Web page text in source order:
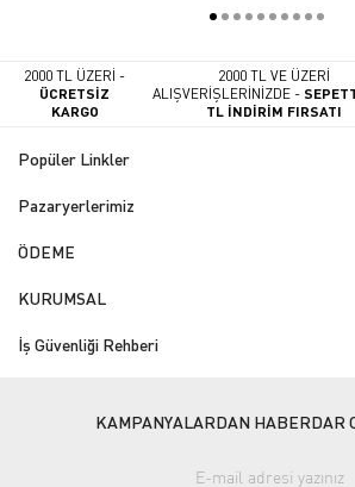
2000 TL ÜZERİ -
ÜCRETSİZ
KARGO
2000 TL VE ÜZERİ
ALIŞVERİŞLERİNİZDE -
TL İNDİRİM FIRSATI
Popüler Linkler
Pazaryerlerimiz
ÖDEME
KURUMSAL
İş Güvenliği Rehberi
KAMPANYALARDAN HABERDAR